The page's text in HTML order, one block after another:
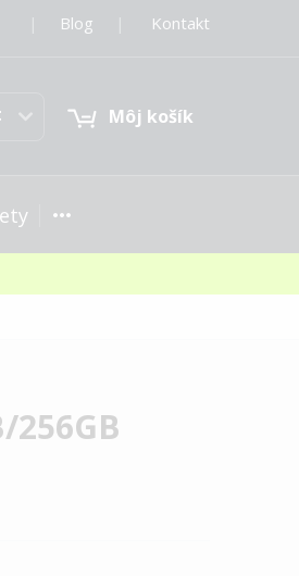
Blog Kontakt
Môj košík
256GB